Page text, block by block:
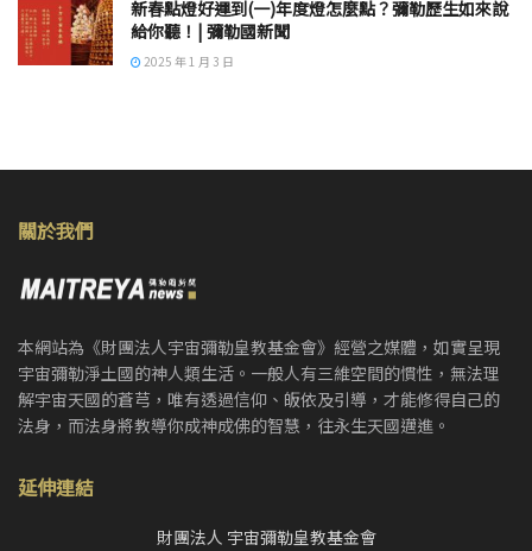
新春點燈好運到(一)年度燈怎麼點？彌勒歷生如來說
給你聽！| 彌勒國新聞
2025 年 1 月 3 日
關於我們
本網站為《財團法人宇宙彌勒皇教基金會》經營之媒體，如實呈現
宇宙彌勒淨土國的神人類生活。一般人有三維空間的慣性，無法理
解宇宙天國的蒼芎，唯有透過信仰、皈依及引導，才能修得自己的
法身，而法身將教導你成神成佛的智慧，往永生天國邁進。
延伸連結
財團法人 宇宙彌勒皇教基金會